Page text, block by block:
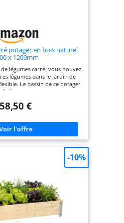
potager en bois naturel
x 1200mm
légumes carré, vous pouvez
légumes dans le jardin de
Le bassin de ce potager
et 19,5 cm de hauteur et a
multicuves, carré, bois,
58,50 €
-10%